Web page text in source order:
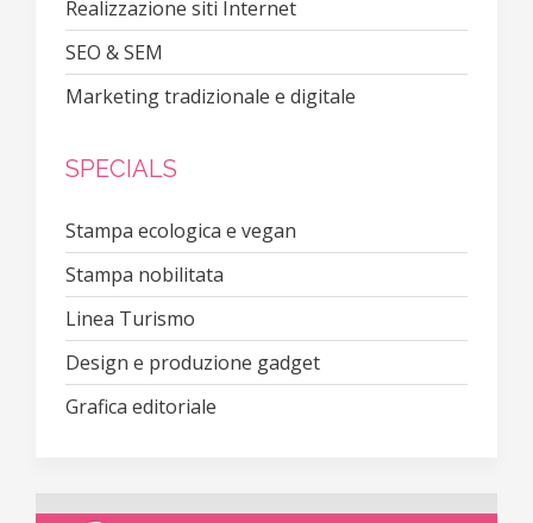
Realizzazione siti Internet
SEO & SEM
Marketing tradizionale e digitale
SPECIALS
Stampa ecologica e vegan
Stampa nobilitata
Linea Turismo
Design e produzione gadget
Grafica editoriale